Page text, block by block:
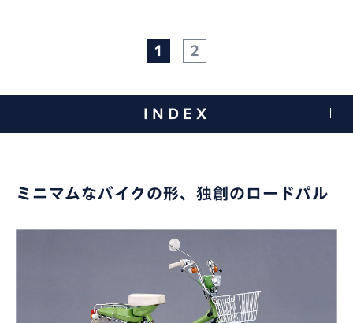
1 2
INDEX
ミニマムなバイクの形、独創のロードパル